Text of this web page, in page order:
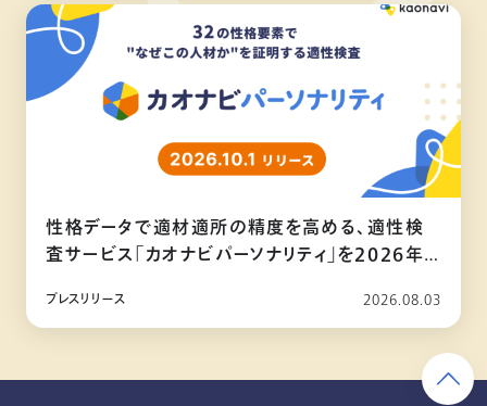
性格データで適材適所の精度を高める、適性検
査サービス「カオナビパーソナリティ」を2026年
プレスリリース 2026.08.03